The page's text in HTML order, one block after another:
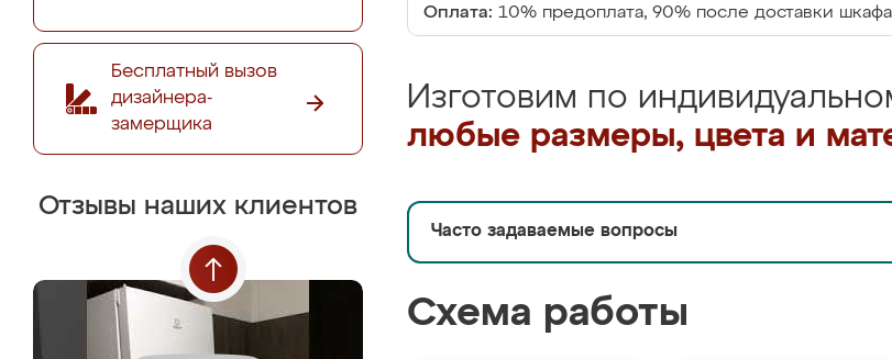
Бесплатный вызов
дизайнера-
замерщика
Отзывы наших клиентов
Оплата: 10% предоплата, 90% после доставки шкафа
Изготовим по
любые размеры, цвета и
Часто задаваемые вопросы
Схема работы